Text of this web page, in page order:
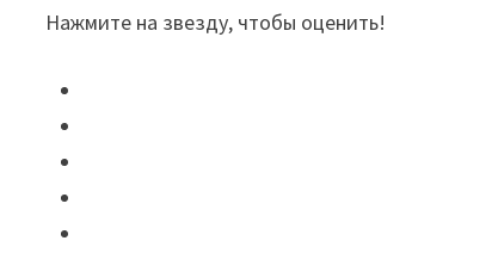
Нажмите на звезду, чтобы оценить!